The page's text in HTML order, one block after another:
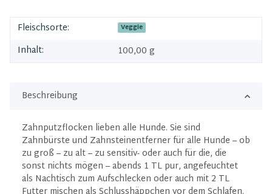
Fleischsorte: Veggie
Inhalt: 100,00 g
Beschreibung
Zahnputzflocken lieben alle Hunde. Sie sind
Zahnbürste und Zahnsteinentferner für alle Hunde – ob
zu groß – zu alt – zu sensitiv- oder auch für die, die
sonst nichts mögen – abends 1 TL pur, angefeuchtet
als Nachtisch zum Aufschlecken oder auch mit 2 TL